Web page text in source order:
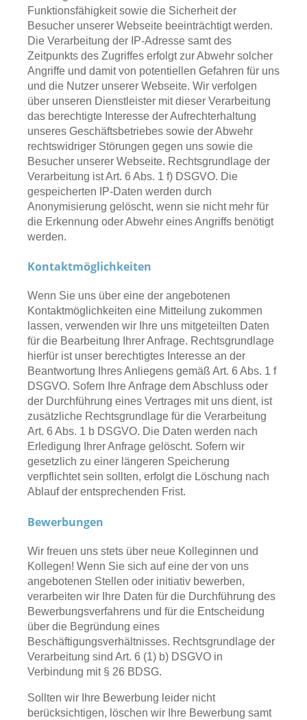
Funktionsfähigkeit sowie die Sicherheit der
Besucher unserer Webseite beeinträchtigt werden.
Die Verarbeitung der IP-Adresse samt des
Zeitpunkts des Zugriffes erfolgt zur Abwehr solcher
Angriffe und damit von potentiellen Gefahren für uns
und die Nutzer unserer Webseite. Wir verfolgen
über unseren Dienstleister mit dieser Verarbeitung
das berechtigte Interesse der Aufrechterhaltung
unseres Geschäftsbetriebes sowie der Abwehr
rechtswidriger Störungen gegen uns sowie die
Besucher unserer Webseite. Rechtsgrundlage der
Verarbeitung ist Art. 6 Abs. 1 f) DSGVO. Die
gespeicherten IP-Daten werden durch
Anonymisierung gelöscht, wenn sie nicht mehr für
die Erkennung oder Abwehr eines Angriffs benötigt
werden.
Kontaktmöglichkeiten
Wenn Sie uns über eine der angebotenen
Kontaktmöglichkeiten eine Mitteilung zukommen
lassen, verwenden wir Ihre uns mitgeteilten Daten
für die Bearbeitung Ihrer Anfrage. Rechtsgrundlage
hierfür ist unser berechtigtes Interesse an der
Beantwortung Ihres Anliegens gemäß Art. 6 Abs. 1 f
DSGVO. Sofern Ihre Anfrage dem Abschluss oder
der Durchführung eines Vertrages mit uns dient, ist
zusätzliche Rechtsgrundlage für die Verarbeitung
Art. 6 Abs. 1 b DSGVO. Die Daten werden nach
Erledigung Ihrer Anfrage gelöscht. Sofern wir
gesetzlich zu einer längeren Speicherung
verpflichtet sein sollten, erfolgt die Löschung nach
Ablauf der entsprechenden Frist.
Bewerbungen
Wir freuen uns stets über neue Kolleginnen und
Kollegen! Wenn Sie sich auf eine der von uns
angebotenen Stellen oder initiativ bewerben,
verarbeiten wir Ihre Daten für die Durchführung des
Bewerbungsverfahrens und für die Entscheidung
über die Begründung eines
Beschäftigungsverhältnisses. Rechtsgrundlage der
Verarbeitung sind Art. 6 (1) b) DSGVO in
Verbindung mit § 26 BDSG.
Sollten wir Ihre Bewerbung leider nicht
berücksichtigen, löschen wir Ihre Bewerbung samt